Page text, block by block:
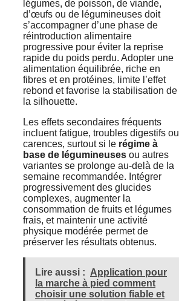
légumes, de poisson, de viande,
d’œufs ou de légumineuses doit
s’accompagner d’une phase de
réintroduction alimentaire
progressive pour éviter la reprise
rapide du poids perdu. Adopter une
alimentation équilibrée, riche en
fibres et en protéines, limite l’effet
rebond et favorise la stabilisation de
la silhouette.
Les effets secondaires fréquents
incluent fatigue, troubles digestifs ou
carences, surtout si le régime à
base de légumineuses ou autres
variantes se prolonge au-delà de la
semaine recommandée. Intégrer
progressivement des glucides
complexes, augmenter la
consommation de fruits et légumes
frais, et maintenir une activité
physique modérée permet de
préserver les résultats obtenus.
Lire aussi : Application pour
la marche à pied comment
choisir une solution fiable et